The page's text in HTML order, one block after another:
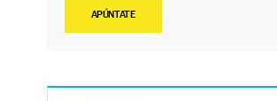
APÚNTATE